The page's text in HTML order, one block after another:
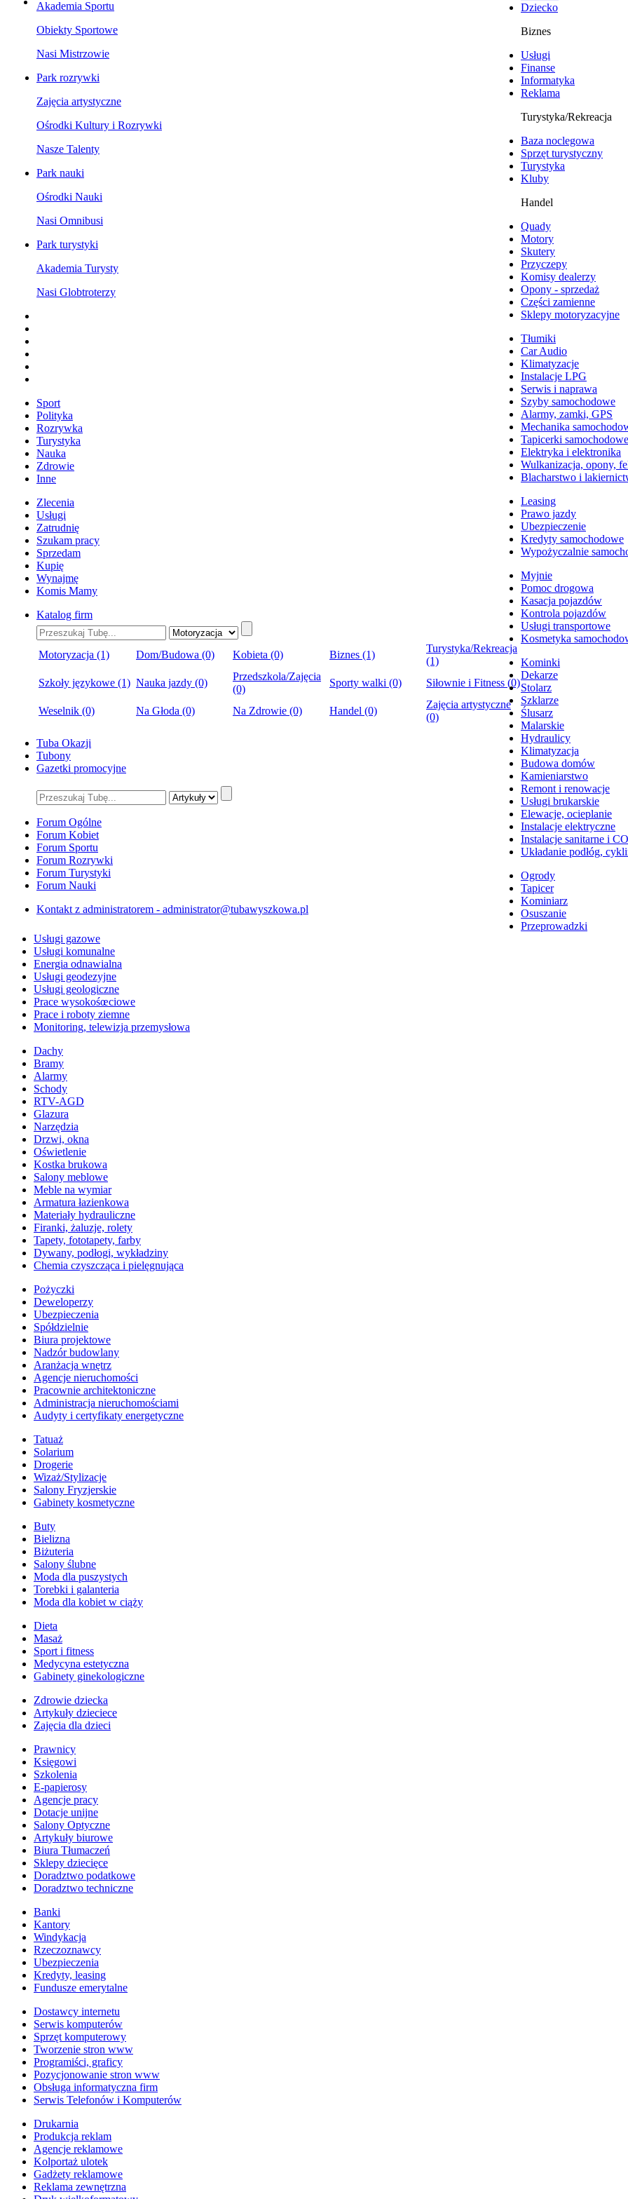
Akademia Sportu
Obiekty Sportowe
Nasi Mistrzowie
Park rozrywki
Zajęcia artystyczne
Ośrodki Kultury i Rozrywki
Nasze Talenty
Park nauki
Ośrodki Nauki
Nasi Omnibusi
Park turystyki
Akademia Turysty
Nasi Globtroterzy
Sport
Polityka
Rozrywka
Turystyka
Nauka
Zdrowie
Inne
Zlecenia
Usługi
Zatrudnię
Szukam pracy
Sprzedam
Kupię
Wynajmę
Komis Mamy
Katalog firm
Motoryzacja (1) Dom/Budowa (0) Kobieta (0) Biznes (1)
Turystyka/Rekreacja
(1)
Szkoły językowe (1) Nauka jazdy (0)
Przedszkola/Zajęcia
(0)
Sporty walki (0) Siłownie i Fitness (0)
Weselnik (0) Na Głoda (0) Na Zdrowie (0) Handel (0)
Zajęcia artystyczne
(0)
Tuba Okazji
Tubony
Gazetki promocyjne
Forum Ogólne
Forum Kobiet
Forum Sportu
Forum Rozrywki
Forum Turystyki
Forum Nauki
Kontakt z administratorem - administrator@tubawyszkowa.pl
Dziecko
Biznes
Usługi
Finanse
Informatyka
Reklama
Turystyka/Rekreacja
Baza noclegowa
Sprzęt turystyczny
Turystyka
Kluby
Handel
Quady
Motory
Skutery
Przyczepy
Komisy dealerzy
Opony - sprzedaż
Części zamienne
Sklepy motoryzacyjne
Tłumiki
Car Audio
Klimatyzacje
Instalacje LPG
Serwis i naprawa
Szyby samochodowe
Alarmy, zamki, GPS
Mechanika
Tapicerki samochodowe
Elektryka i elektronika
Wulkanizacja, opony,
Blacharstwo i
Leasing
Prawo jazdy
Ubezpieczenie
Kredyty samochodowe
Wypożyczalnie
Myjnie
Pomoc drogowa
Kasacja pojazdów
Kontrola pojazdów
Usługi transportowe
Kosmetyka
Kominki
Dekarze
Stolarz
Szklarze
Ślusarz
Malarskie
Hydraulicy
Klimatyzacja
Budowa domów
Kamieniarstwo
Remont i renowacje
Usługi brukarskie
Elewacje, ocieplanie
Instalacje elektryczne
Instalacje sanitarne i CO
Układanie podłóg,
Ogrody
Tapicer
Kominiarz
Osuszanie
Przeprowadzki
Usługi gazowe
Usługi komunalne
Energia odnawialna
Usługi geodezyjne
Usługi geologiczne
Prace wysokośœciowe
Prace i roboty ziemne
Monitoring, telewizja przemysłowa
Dachy
Bramy
Alarmy
Schody
RTV-AGD
Glazura
Narzędzia
Drzwi, okna
Oświetlenie
Kostka brukowa
Salony meblowe
Meble na wymiar
Armatura łazienkowa
Materiały hydrauliczne
Firanki, żaluzje, rolety
Tapety, fototapety, farby
Dywany, podłogi, wykładziny
Chemia czyszcząca i pielęgnująca
Pożyczki
Deweloperzy
Ubezpieczenia
Spółdzielnie
Biura projektowe
Nadzór budowlany
Aranżacja wnętrz
Agencje nieruchomości
Pracownie architektoniczne
Administracja nieruchomościami
Audyty i certyfikaty energetyczne
Tatuaż
Solarium
Drogerie
Wizaż/Stylizacje
Salony Fryzjerskie
Gabinety kosmetyczne
Buty
Bielizna
Biżuteria
Salony ślubne
Moda dla puszystych
Torebki i galanteria
Moda dla kobiet w ciąży
Dieta
Masaż
Sport i fitness
Medycyna estetyczna
Gabinety ginekologiczne
Zdrowie dziecka
Artykuły dzieciece
Zajęcia dla dzieci
Prawnicy
Księgowi
Szkolenia
E-papierosy
Agencje pracy
Dotacje unijne
Salony Optyczne
Artykuły biurowe
Biura Tłumaczeń
Sklepy dziecięce
Doradztwo podatkowe
Doradztwo techniczne
Banki
Kantory
Windykacja
Rzeczoznawcy
Ubezpieczenia
Kredyty, leasing
Fundusze emerytalne
Dostawcy internetu
Serwis komputerów
Sprzęt komputerowy
Tworzenie stron www
Programiści, graficy
Pozycjonowanie stron www
Obsługa informatyczna firm
Serwis Telefonów i Komputerów
Drukarnia
Produkcja reklam
Agencje reklamowe
Kolportaż ulotek
Gadżety reklamowe
Reklama zewnętrzna